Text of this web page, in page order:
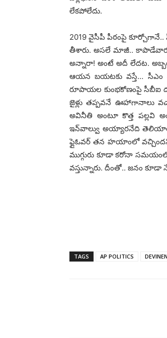
లేక‌పోలేదు.
2019 వైసీపీ పీఠంపై
తీశారు. అస‌లే మాజీ..
అన్నారా! అంటే అదీ లేద‌ట‌.
ఆయ‌న బ‌య‌ట‌కు వ‌స్తే…
రూపాయ‌ల కుంభ‌కోణంపై సీబీఐ
జైళ్లు త‌ప్ప‌వ‌నే ఊహాగానాలు
అవినీతి అంటూ కొత్త ప‌ల్ల‌వి
ఇన్‌వాల్వు అయ్యార‌నేది
ఫ్లైఓవ‌ర్ త‌న హ‌యాంలో
ముగ్గురు కూడా క‌రోనా స‌మ‌యంలో..
వ‌స్తున్నారు. దీంతో.. జ‌నం
TAGS AP POLITICS